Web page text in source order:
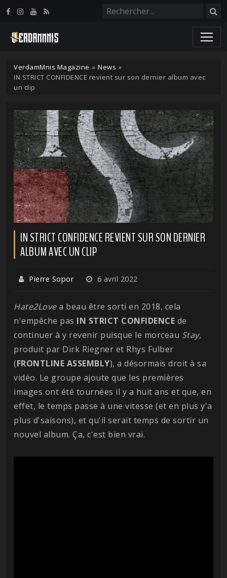
VerdamMnis Magazine » News »
IN STRICT CONFIDENCE revient sur son dernier album avec
un clip
IN STRICT CONFIDENCE REVIENT SUR SON DERNIER
ALBUM AVEC UN CLIP
Pierre Sopor 6 avril 2022
Hate2Lovea beau être sorti en 2018, cela
n'empêche pas IN STRICT CONFIDENCE de
continuer à y revenir puisque le morceau Stay,
produit par Dirk Riegner et Rhys Fulber
(FRONTLINE ASSEMBLY), a désormais droit à sa
vidéo. Le groupe ajoute que les premières
images ont été tournées il y a huit ans et que, en
effet, le temps passe à une vitesse (et en plus y'a
plus d'saisons), et qu'il serait temps de sortir un
nouvel album. Ça, c'est bien vrai.
Panneau de gestion des cookies